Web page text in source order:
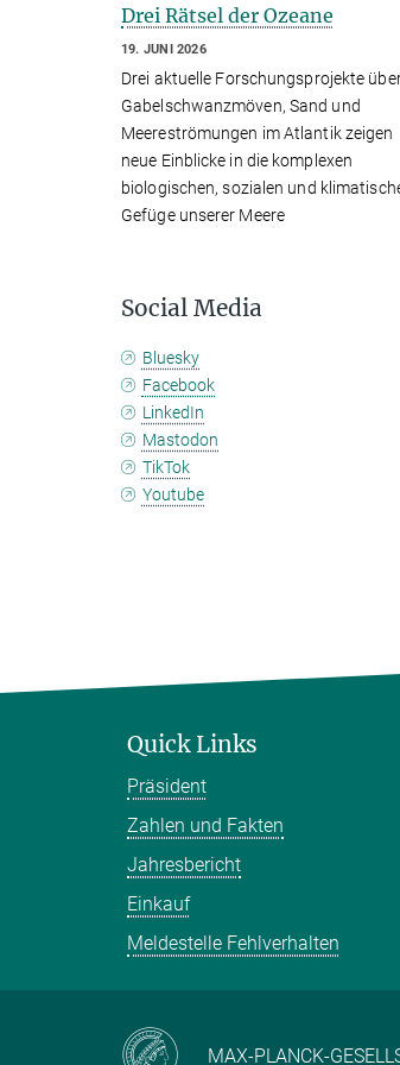
Drei Rätsel der Ozeane
19. JUNI 2026
Drei aktuelle Forschungsprojekte
Gabelschwanzmöven, Sand und
Meereströmungen im Atlantik zeigen
neue Einblicke in die komplexen
biologischen, sozialen und
Gefüge unserer Meere
Social Media
Bluesky
Facebook
LinkedIn
Mastodon
TikTok
Youtube
Quick Links
Präsident
Zahlen und Fakten
Jahresbericht
Einkauf
Meldestelle Fehlverhalten
MAX-PLANCK-